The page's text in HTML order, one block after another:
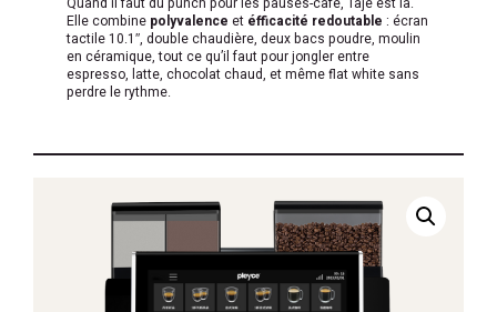
Elle combine polyvalence et éfficacité redoutable : écran
tactile 10.1″, double chaudière, deux bacs poudre, moulin
en céramique, tout ce qu’il faut pour jongler entre
espresso, latte, chocolat chaud, et même flat white sans
perdre le rythme.